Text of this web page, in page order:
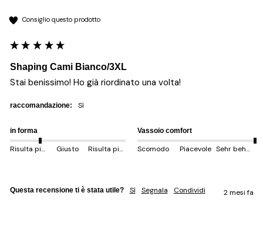
Consiglio questo prodotto
Shaping Cami Bianco/3XL
Stai benissimo! Ho già riordinato una volta!
raccomandazione: sì
in forma
Risulta più piccolo Giusto Risulta più grande
Vassoio comfort
Scomodo Piacevole Sehr behem
Questa recensione ti è stata utile? Sì Segnala Condividi 2 mesi fa